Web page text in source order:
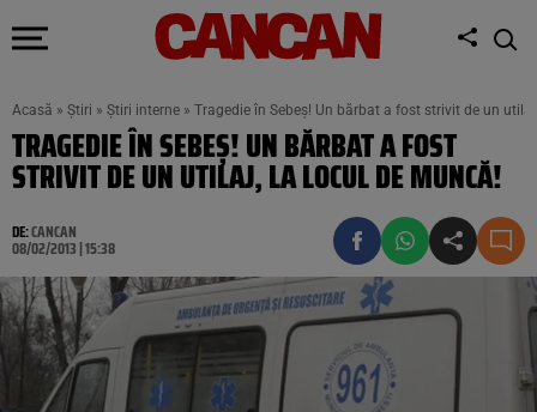
Acasă » Știri » Știri interne » Tragedie în Sebeş! Un bărbat a fost strivit de un
TRAGEDIE ÎN SEBEŞ! UN BĂRBAT A FOST
STRIVIT DE UN UTILAJ, LA LOCUL DE MUNCĂ!
DE:CANCAN
08/02/2013 | 15:38